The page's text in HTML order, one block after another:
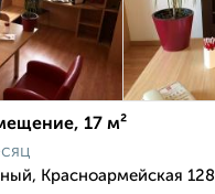
17 м²
Красноармейская 128